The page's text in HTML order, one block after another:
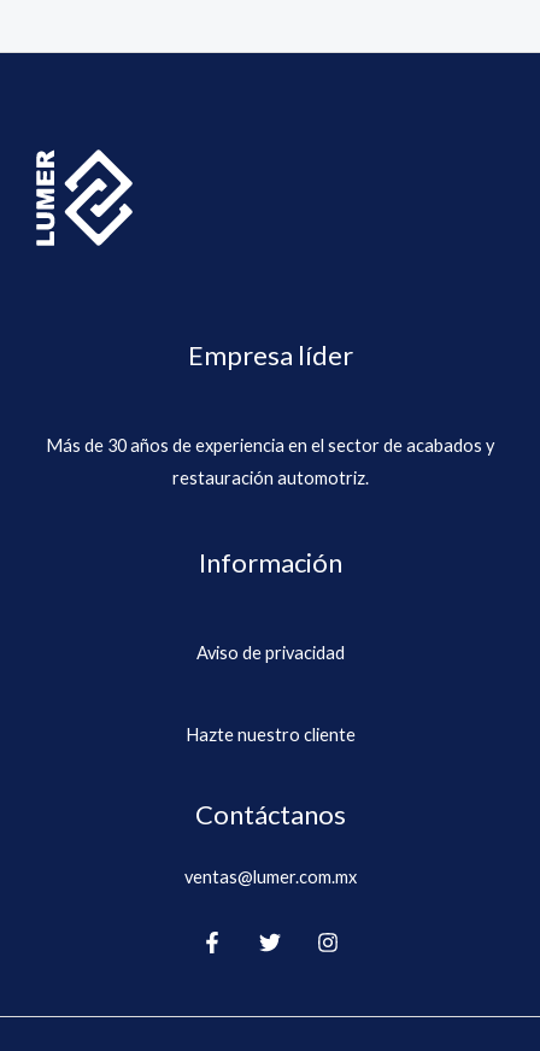
Empresa líder
Más de 30 años de experiencia en el sector de acabados y
restauración automotriz.
Información
Aviso de privacidad
Hazte nuestro cliente
Contáctanos
ventas@lumer.com.mx